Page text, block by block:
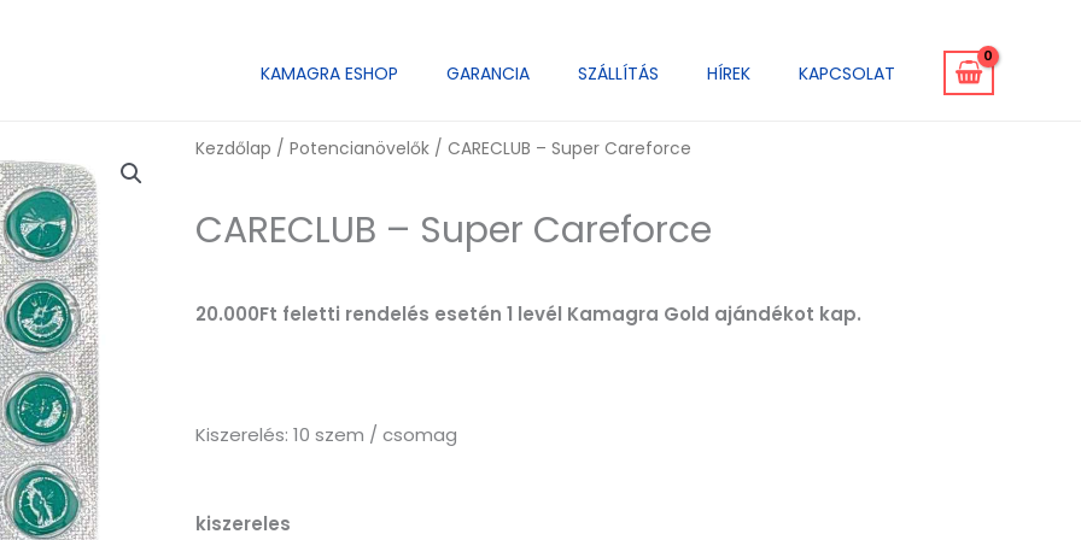
KAMAGRA ESHOP GARANCIA SZÁLLÍTÁS HÍREK KAPCSOLAT
Kezdőlap / Potencianövelők / CARECLUB – Super Careforce
CARECLUB – Super Careforce
20.000Ft feletti rendelés esetén 1 levél Kamagra Gold ajándékot kap.
Kiszerelés: 10 szem / csomag
kiszereles
CARECLUB